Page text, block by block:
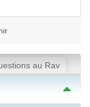
au Rav